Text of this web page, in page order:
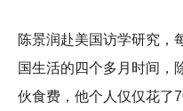
陈景润赴美国访学研究，
国生活的四个多月时间，
伙食费，他个人仅仅花了